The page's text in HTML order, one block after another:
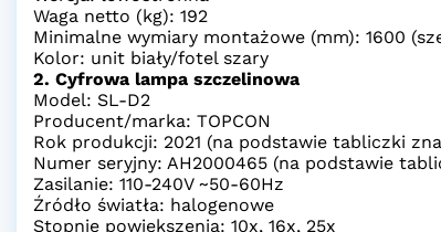
Waga netto (kg): 192
Minimalne wymiary montażowe (mm): 1600
Kolor: unit biały/fotel szary
2. Cyfrowa lampa szczelinowa
Model: SL-D2
Producent/marka: TOPCON
Rok produkcji: 2021 (na podstawie tabliczki
Numer seryjny: AH2000465 (na podstawie
Zasilanie: 110-240V ~50-60Hz
Źródło światła: halogenowe
Stopnie powiększenia: 10x, 16x, 25x